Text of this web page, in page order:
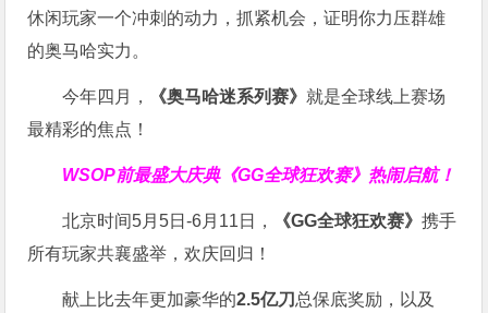
休闲玩家一个冲刺的动力，抓紧机会，证明你力压群雄
的奥马哈实力。
今年四月， 《奥马哈迷系列赛》 就是全球线上赛场
最精彩的焦点！
WSOP前最盛大庆典《GG全球狂欢赛》 热闹启航！
北京时间5月5日-6月11日， 《GG全球狂欢赛》携手
所有玩家共襄盛举，欢庆回归！
献上比去年更加豪华的2.5亿刀 总保底奖励，以及